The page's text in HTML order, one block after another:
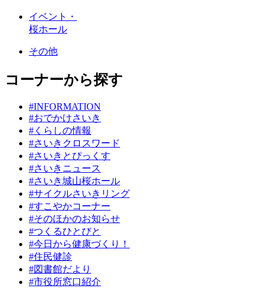
イベント・
桜ホール
その他
コーナーから探す
#INFORMATION
#おでかけさいき
#くらしの情報
#さいきクロスワード
#さいきとぴっくす
#さいきニュース
#さいき城山桜ホール
#サイクルさいきリング
#すこやかコーナー
#そのほかのお知らせ
#つくるひとびと
#今日から健康づくり！
#住民健診
#図書館だより
#市役所窓口紹介